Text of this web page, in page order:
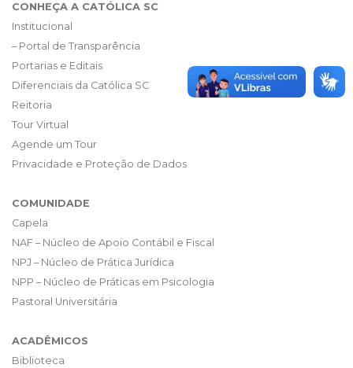
CONHEÇA A CATÓLICA SC
Institucional
– Portal de Transparência
Portarias e Editais
Diferenciais da Católica SC
Reitoria
Tour Virtual
Agende um Tour
Privacidade e Proteção de Dados
COMUNIDADE
Capela
NAF – Núcleo de Apoio Contábil e Fiscal
NPJ – Núcleo de Prática Jurídica
NPP – Núcleo de Práticas em Psicologia
Pastoral Universitária
ACADÊMICOS
Biblioteca